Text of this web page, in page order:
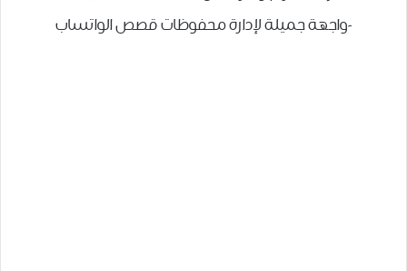
-واجهة جميلة لإدارة محفوظات قصص الواتساب